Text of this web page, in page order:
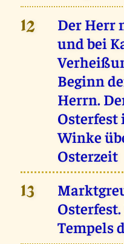
12
Der Herr
und bei
Beginn
Herrn.
Osterfest
Winke
Osterzeit
13
Tempels